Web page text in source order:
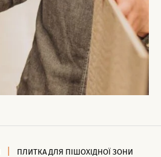
ПЛИТКА ДЛЯ ПІШОХІДНОЇ ЗОНИ